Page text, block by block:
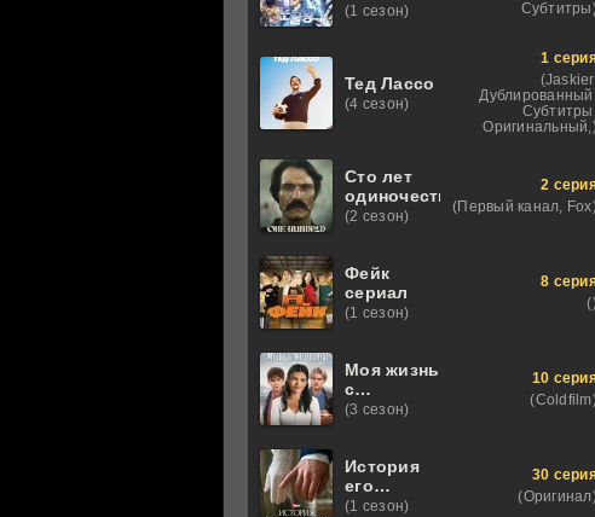
гробниц
(1 сезон)
Тед Лассо
(4 сезон)
1
Сто лет
одиночества
(2 сезон)
2
(Первый канал,
Фейк
сериал
(1 сезон)
8
Моя жизнь
с
мальчиками
(3 сезон)
10
История
его
служанки
(1 сезон)
30